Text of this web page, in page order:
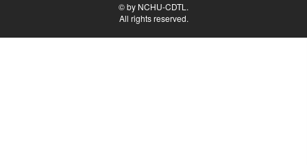
© by NCHU-CDTL.
All rights reserved.